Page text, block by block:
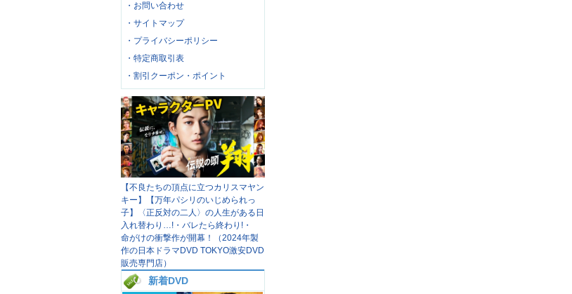
・お問い合わせ
・サイトマップ
・プライバシーポリシー
・特定商取引表
・割引クーポン・ポイント
【不良たちの頂点に立つカリスマヤン
キー】【万年パシリのいじめられっ
子】〈正反対の二人〉の人生がある日
入れ替わり…!・バレたら終わり!・
命がけの衝撃作が開幕！（2024年製
作の日本ドラマDVD TOKYO激安DVD
販売専門店）
新着DVD